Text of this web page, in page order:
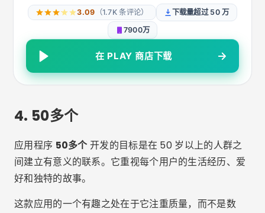
3.09 （1.7K 条评论）
下载量超过 50 万
7900万
在 PLAY 商店下载
4. 50多个
应用程序 50多个开发的目标是在 50 岁以上的人群之
间建立有意义的联系。它重视每个用户的生活经历、爱
好和独特的故事。
这款应用的一个有趣之处在于它注重质量，而不是数